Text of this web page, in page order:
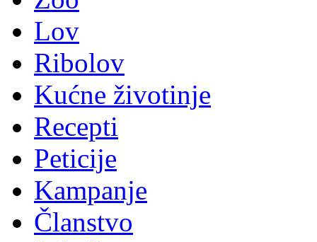
Lov
Ribolov
Kućne životinje
Recepti
Peticije
Kampanje
Članstvo